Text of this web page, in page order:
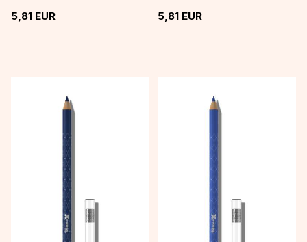
5,81 EUR 5,81 EUR